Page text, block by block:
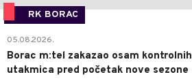
RK BORAC
05.08.2026.
Borac m:tel zakazao osam kontrolnih
utakmica pred početak nove sezone